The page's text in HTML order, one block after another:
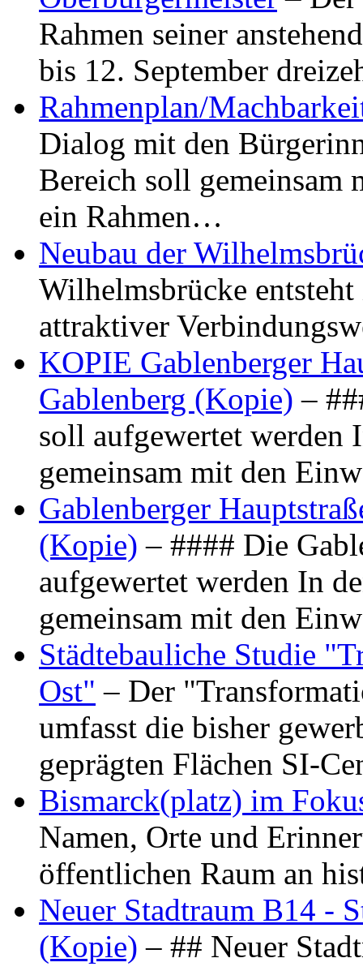
Rahmen seiner
bis 12. September
Rahmenplan/
Dialog mit den
Bereich soll gemeinsam
ein Rahmen…
Neubau der
Wilhelmsbrücke
attraktiver
KOPIE Gablenberger
Gablenberg (Kopie) –
soll aufgewertet werden
gemeinsam mit den
Gablenberger
(Kopie) – #### Die
aufgewertet werden In
gemeinsam mit den
Städtebauliche Studie
Ost" – Der
umfasst die bisher
geprägten Flächen SI-
Bismarck(platz) im
Namen, Orte und
öffentlichen Raum an
Neuer Stadtraum B14 -
(Kopie) – ## Neuer